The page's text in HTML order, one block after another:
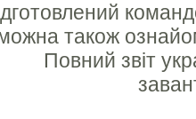
також
Повний звіт